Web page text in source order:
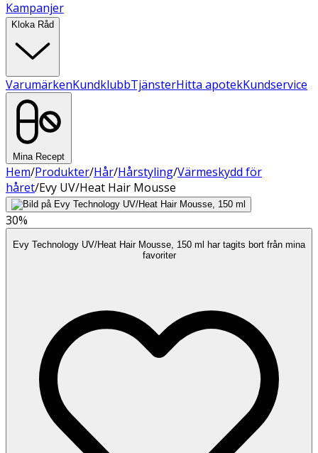
Kampanjer
Kloka Råd
VarumärkenKundklubbTjänsterHitta apotekKundservice
Mina Recept
Hem/Produkter/Hår/Hårstyling/Värmeskydd för
håret/Evy UV/Heat Hair Mousse
30%
Evy Technology UV/Heat Hair Mousse, 150 ml har tagits bort från mina
favoriter